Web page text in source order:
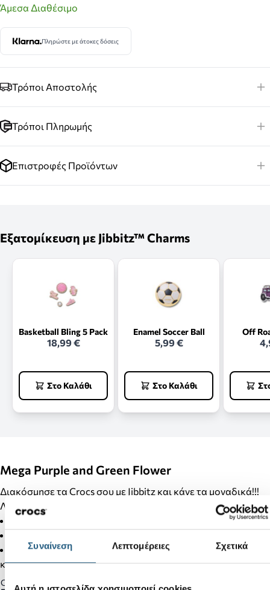
Συναίνεση Λεπτομέρειες Σχετικά
Άμεσα Διαθέσιμο
Πληρώστε με άτοκες δόσεις
Τρόποι Αποστολής
Τρόποι Πληρωμής
Επιστροφές Προϊόντων
Εξατομίκευση με Jibbitz™ Charms
Basketball Bling 5 Pack
18,99 €
Στο Καλάθι
Enamel Soccer Ball
5,99 €
Στο Καλάθι
Off
Mega Purple and Green Flower
Διακόσμησε τα Crocs σου με Jibbitz και κάνε τα μοναδικά!!!
Λεπτομέρειες Προϊόντος:
Στα προϊόντα της κατηγορίας Jibbitz δεν γίνονται αλλαγές
και επιστροφές.
Gender: